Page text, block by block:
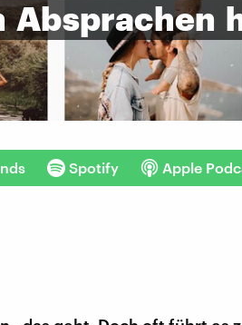
Absprachen
Spotify Apple